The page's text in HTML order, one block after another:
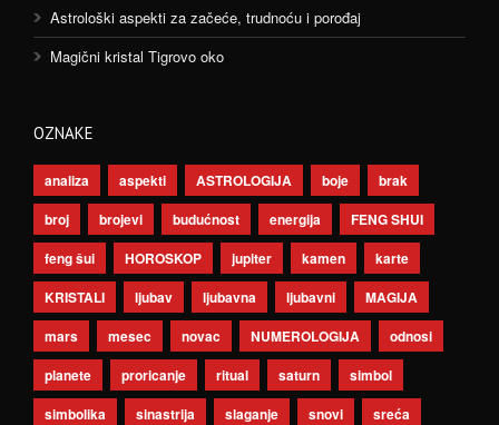
Astrološki aspekti za začeće, trudnoću i porođaj
Magični kristal Tigrovo oko
OZNAKE
analiza aspekti ASTROLOGIJA boje
brak
broj
brojevi budućnost energija
FENG SHUI
feng šui
HOROSKOP jupiter kamen
karte
KRISTALI
ljubav ljubavna ljubavni
MAGIJA
mars
mesec novac NUMEROLOGIJA
odnosi
planete
proricanje ritual saturn
simbol
simbolika
sinastrija slaganje snovi
sreća